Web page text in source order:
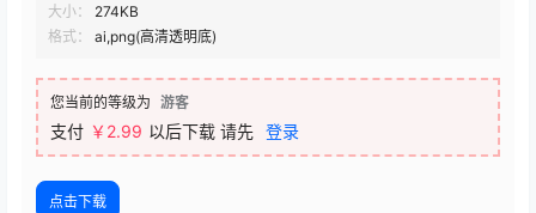
大小：
274KB
格式：
ai,png(高清透明底)
您当前的等级为 游客
支付 ￥ 2.99 以后下载 请先 登录
点击下载